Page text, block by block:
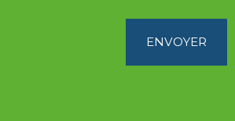
ENVOYER